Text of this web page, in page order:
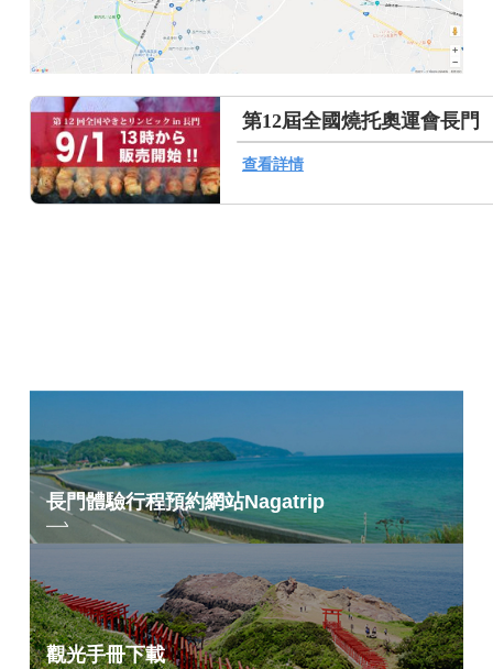
長門體驗行程預約網站Nagatrip
觀光手冊下載